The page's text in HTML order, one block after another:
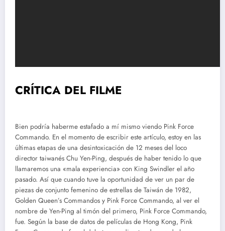
CRÍTICA DEL FILME
Bien podría haberme estafado a mí mismo viendo Pink Force
Commando. En el momento de escribir este artículo, estoy en las
últimas etapas de una desintoxicación de 12 meses del loco
director taiwanés Chu Yen-Ping, después de haber tenido lo que
llamaremos una «mala experiencia» con King Swindler el año
pasado. Así que cuando tuve la oportunidad de ver un par de
piezas de conjunto femenino de estrellas de Taiwán de 1982,
Golden Queen’s Commandos y Pink Force Commando, al ver el
nombre de Yen-Ping al timón del primero, Pink Force Commando,
fue. Según la base de datos de películas de Hong Kong, Pink